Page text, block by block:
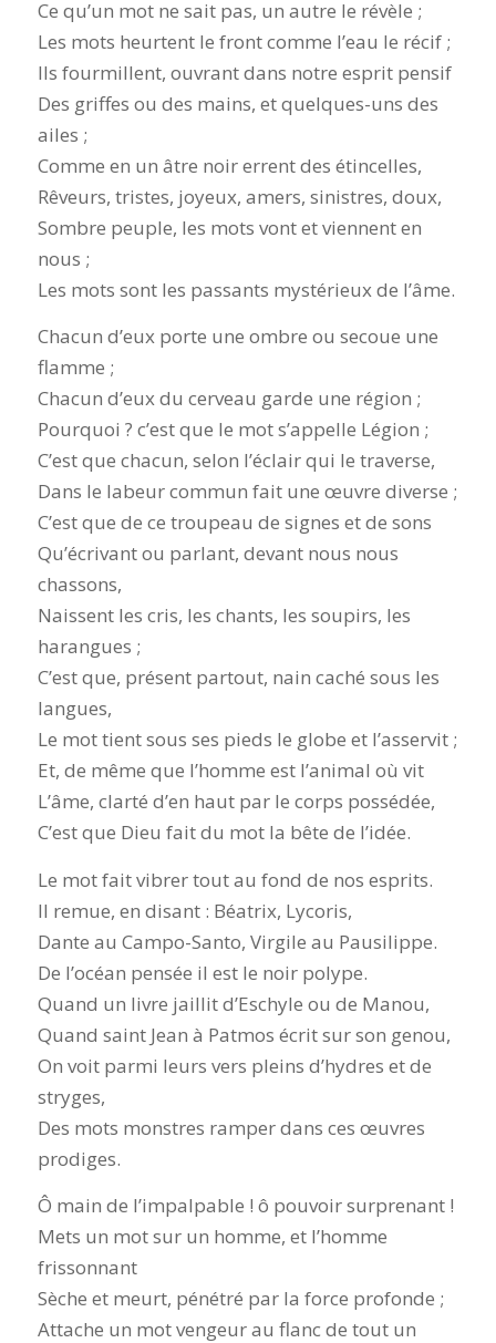
Ce qu’un mot ne sait pas, un autre le révèle ;
Les mots heurtent le front comme l’eau le récif ;
Ils fourmillent, ouvrant dans notre esprit pensif
Des griffes ou des mains, et quelques-uns des
ailes ;
Comme en un âtre noir errent des étincelles,
Rêveurs, tristes, joyeux, amers, sinistres, doux,
Sombre peuple, les mots vont et viennent en
nous ;
Les mots sont les passants mystérieux de l’âme.
Chacun d’eux porte une ombre ou secoue une
flamme ;
Chacun d’eux du cerveau garde une région ;
Pourquoi ? c’est que le mot s’appelle Légion ;
C’est que chacun, selon l’éclair qui le traverse,
Dans le labeur commun fait une œuvre diverse ;
C’est que de ce troupeau de signes et de sons
Qu’écrivant ou parlant, devant nous nous
chassons,
Naissent les cris, les chants, les soupirs, les
harangues ;
C’est que, présent partout, nain caché sous les
langues,
Le mot tient sous ses pieds le globe et l’asservit ;
Et, de même que l’homme est l’animal où vit
L’âme, clarté d’en haut par le corps possédée,
C’est que Dieu fait du mot la bête de l’idée.
Le mot fait vibrer tout au fond de nos esprits.
Il remue, en disant : Béatrix, Lycoris,
Dante au Campo-Santo, Virgile au Pausilippe.
De l’océan pensée il est le noir polype.
Quand un livre jaillit d’Eschyle ou de Manou,
Quand saint Jean à Patmos écrit sur son genou,
On voit parmi leurs vers pleins d’hydres et de
stryges,
Des mots monstres ramper dans ces œuvres
prodiges.
Ô main de l’impalpable ! ô pouvoir surprenant !
Mets un mot sur un homme, et l’homme
frissonnant
Sèche et meurt, pénétré par la force profonde ;
Attache un mot vengeur au flanc de tout un